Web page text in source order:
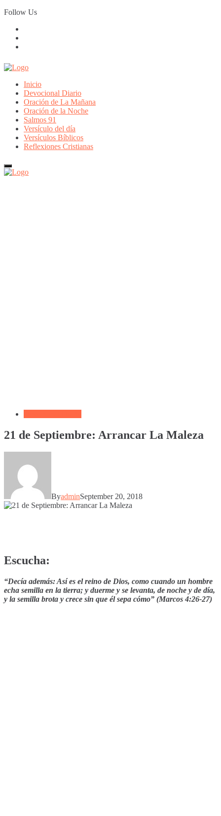
Skip
to
Follow Us
Inicio
Devocional Diario
Oración de La Mañana
Oración de la Noche
Salmos 91
Versículo del día
Versículos Bíblicos
Reflexiones Cristianas
21 de Septiembre: Arrancar La Maleza
ByadminSeptember 20, 2018
Escucha:
“Decía además: Así es el reino de Dios, como cuando un hombre
echa semilla en la tierra; y duerme y se levanta, de noche y de día,
y la semilla brota y crece sin que él sepa cómo” (Marcos 4:26-27)